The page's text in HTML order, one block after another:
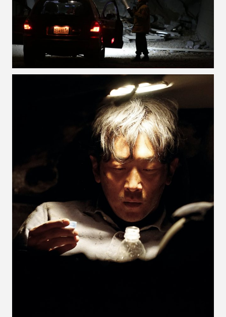
VOIR LA PHOTO EN GRAND FORMAT
VOIR LA PHOTO EN GRAND FORMAT